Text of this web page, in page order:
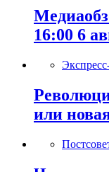
16:00 6
или